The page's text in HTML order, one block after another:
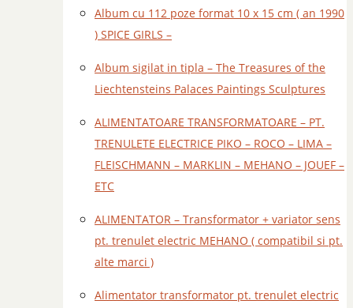
Album cu 112 poze format 10 x 15 cm ( an 1990
) SPICE GIRLS –
Album sigilat in tipla – The Treasures of the
Liechtensteins Palaces Paintings Sculptures
ALIMENTATOARE TRANSFORMATOARE – PT.
TRENULETE ELECTRICE PIKO – ROCO – LIMA –
FLEISCHMANN – MARKLIN – MEHANO – JOUEF –
ETC
ALIMENTATOR – Transformator + variator sens
pt. trenulet electric MEHANO ( compatibil si pt.
alte marci )
Alimentator transformator pt. trenulet electric